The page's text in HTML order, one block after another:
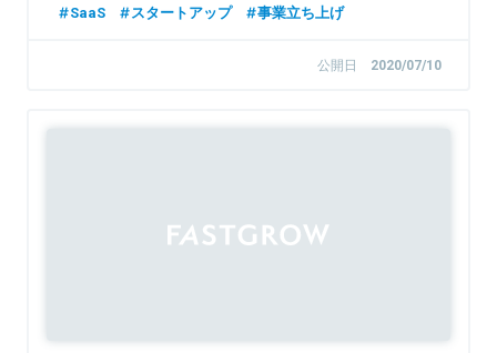
SaaS スタートアップ 事業立ち上げ
公開日 2020/07/10